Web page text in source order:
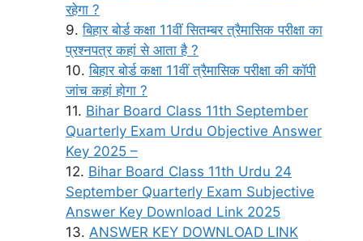
रहेगा ?
बिहार बोर्ड कक्षा 11वीं सितम्बर त्रैमासिक परीक्षा का
प्रश्नपत्र कहां से आता है ?
बिहार बोर्ड कक्षा 11वीं त्रैमासिक परीक्षा की कॉपी
जांच कहां होगा ?
Bihar Board Class 11th September
Quarterly Exam Urdu Objective Answer
Key 2025 –
Bihar Board Class 11th Urdu 24
September Quarterly Exam Subjective
Answer Key Download Link 2025
ANSWER KEY DOWNLOAD LINK